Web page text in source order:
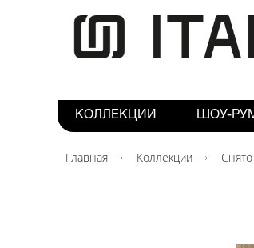
КОЛЛЕКЦИИ ШОУ-РУМ
Главная Коллекции